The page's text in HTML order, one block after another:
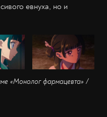
евнуха, но и
«Монолог фармацевта» /